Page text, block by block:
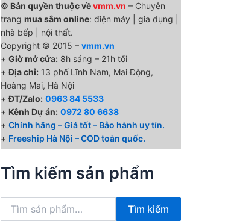
© Bản quyền thuộc vềvmm.vn – Chuyên
trang mua sắm online: điện máy | gia dụng |
nhà bếp | nội thất.
Copyright © 2015 – vmm.vn
+ Giờ mở cửa: 8h sáng – 21h tối
+Địa chỉ: 13 phố Lĩnh Nam, Mai Động,
Hoàng Mai, Hà Nội
+ĐT/Zalo: 0963 84 5533
+ Kênh Dự án: 0972 80 6638
+ Chính hãng – Giá tốt – Bảo hành uy tín.
+ Freeship Hà Nội – COD toàn quốc.
Tìm kiếm sản phẩm
Tìm kiếm